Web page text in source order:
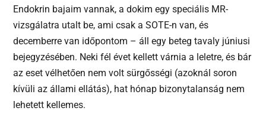
Endokrin bajaim vannak, a dokim egy speciális MR-
vizsgálatra utalt be, ami csak a SOTE-n van, és
decemberre van időpontom – áll egy beteg tavaly júniusi
bejegyzésében. Neki fél évet kellett várnia a leletre, és bár
az eset vélhetően nem volt sürgősségi (azoknál soron
kívüli az állami ellátás), hat hónap bizonytalanság nem
lehetett kellemes.